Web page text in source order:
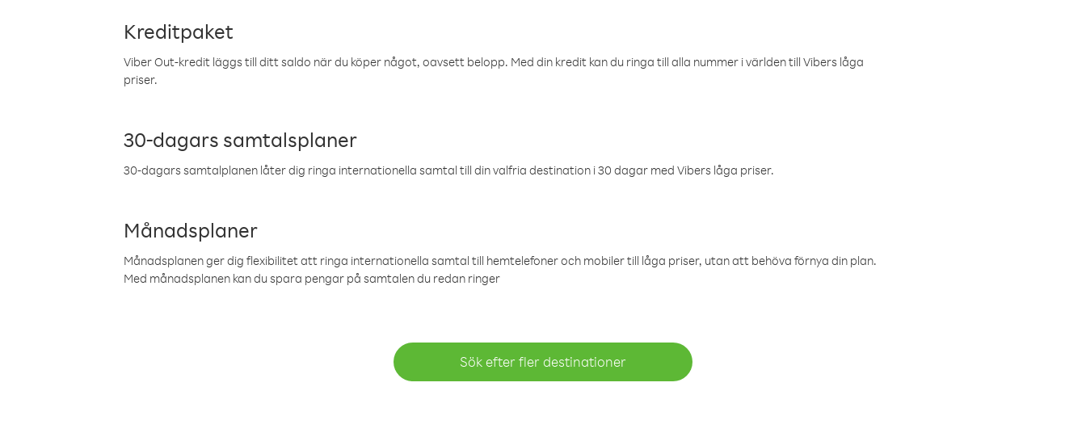
Kreditpaket
Viber Out-kredit läggs till ditt saldo när du köper något, oavsett belopp. Med din kredit kan du ringa till alla nummer i världen till Vibers låga
priser.
30-dagars samtalsplaner
30-dagars samtalplanen låter dig ringa internationella samtal till din valfria destination i 30 dagar med Vibers låga priser.
Månadsplaner
Månadsplanen ger dig flexibilitet att ringa internationella samtal till hemtelefoner och mobiler till låga priser, utan att behöva förnya din plan.
Med månadsplanen kan du spara pengar på samtalen du redan ringer
Sök efter fler destinationer